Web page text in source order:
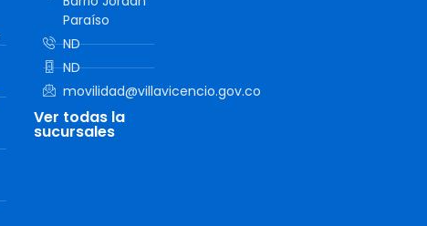
Paraíso
ND
ND
movilidad@villavicencio.gov.co
Ver todas la
sucursales